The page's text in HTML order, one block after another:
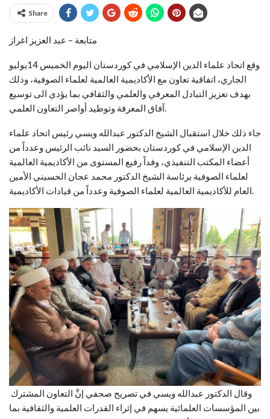
Share
وقع اتحاد علماء الدين الإسلامي في كوردستان اليوم الخميس 14يوليو
الجاري، اتفاقية تعاون مع الأكاديمية العالمية لعلماء الصوفية، وذلك
بهدف تعزيز التبادل المعرفي والعلمي والثقافي بما يؤدي الى توسيع
آفاق المعرفة وتوطيد أواصر التعاون العلمي.
جاء ذلك خلال استقبال الشيخ الدكتور عبدالله ويسي رئيس اتحاد علماء
الدين الإسلامي في كوردستان بحضور السيد نائب الرئيس وعدداً من
أعضاء المكتب التنفيذي، وفداً رفيع المستوى من الأكاديمية العالمية
لعلماء الصوفية برئاسة الشيخ الدكتور محمد عجان الحسيني الأمين
بين المؤسسات العلمائية يسهم في إثراء القدرات العلمية والثقافية بما